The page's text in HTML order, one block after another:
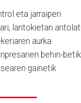
eta jarraipen
lantokietan
aurka
behin-
gainetik